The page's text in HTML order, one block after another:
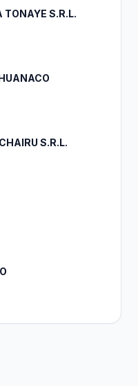
TONAYE S.R.L.
S.R.L.